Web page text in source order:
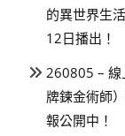
的異世界生
12日播出！
260805 – 線
牌鍊金術師
報公開中！